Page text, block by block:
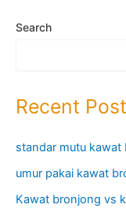
Search
Recent
standar mutu
umur pakai kawat
Kawat bronjong vs